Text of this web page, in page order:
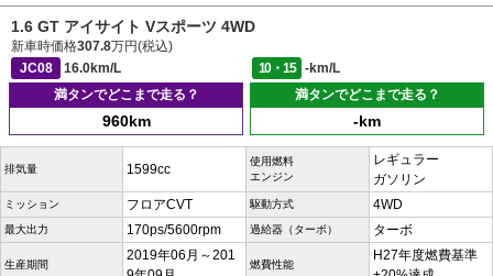
1.6 GT アイサイト Vスポーツ 4WD
新車時価格307.8万円(税込)
JC08
16.0km/L 10・15
-km/L
満タンでどこまで走る？
960km
満タンでどこまで走る？
-km
排気量 1599cc
使用燃料
エンジン
レギュラー
ガソリン
ミッション フロアCVT 駆動方式 4WD
最大出力 170ps/5600rpm 過給器（ターボ） ターボ
生産期間
2019年06月～201
燃費性能
H27年度燃費基準